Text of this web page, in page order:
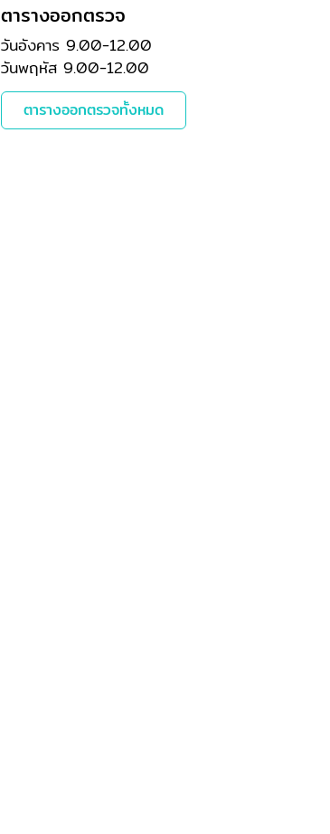
ตารางออกตรวจ
วันอังคาร 9.00-12.00
วันพฤหัส 9.00-12.00
ตารางออกตรวจทั้งหมด